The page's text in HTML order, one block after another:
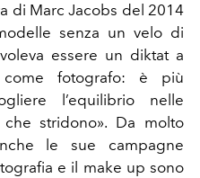
di Marc Jacobs del 2014
senza un velo di
essere un diktat a
come fotografo: è più
l’equilibrio nelle
stridono». Da molto
le sue campagne
e il make up sono